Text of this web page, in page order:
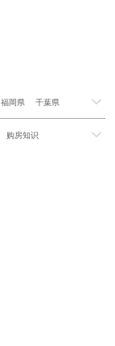
福岡県
千葉県
购房知识